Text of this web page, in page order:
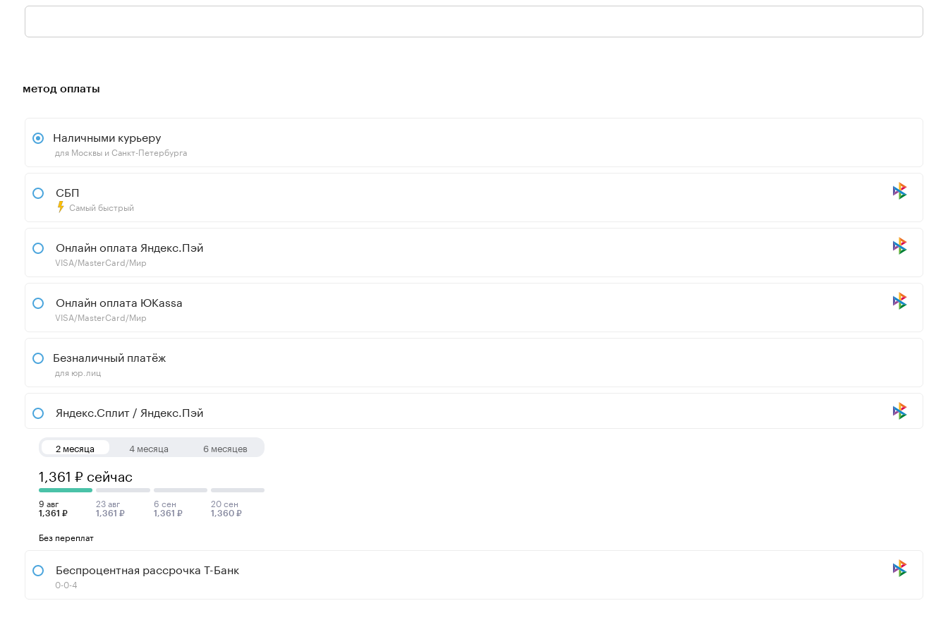
метод оплаты
Наличными курьеру
для Москвы и Санкт-Петербурга
СБП
Самый быстрый
Онлайн оплата Яндекс.Пэй
VISA/MasterCard/Мир
Онлайн оплата ЮKassa
VISA/MasterCard/Мир
Безналичный платёж
для юр.лиц
Яндекс.Сплит / Яндекс.Пэй
2 месяца 4 месяца 6 месяцев
1,361 ₽ сейчас
9 авг
1,361 ₽
23 авг
1,361 ₽
6 сен
1,361 ₽
20 сен
1,360 ₽
Без переплат
Беспроцентная рассрочка Т-Банк
0-0-4